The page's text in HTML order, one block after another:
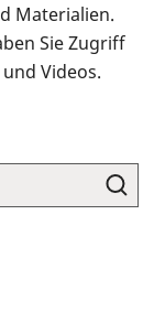
Materialien.
Sie Zugriff
Videos.